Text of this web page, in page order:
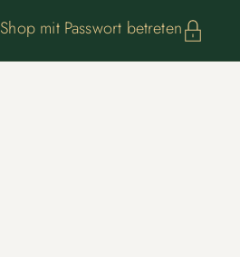
Shop mit Passwort betreten